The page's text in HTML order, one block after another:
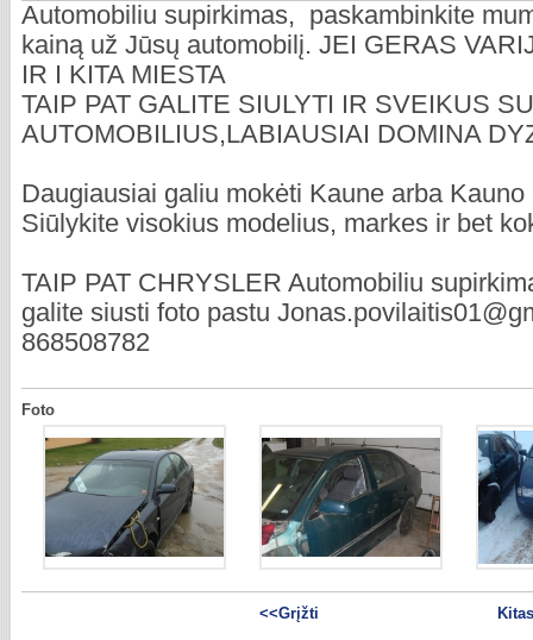
Automobiliu supirkimas, paskambinkite
kainą už Jūsų automobilį. JEI GERAS
IR I KITA MIESTA
TAIP PAT GALITE SIULYTI IR SVEIKUS
AUTOMOBILIUS,LABIAUSIAI DOMINA
Daugiausiai galiu mokėti Kaune arba
Siūlykite visokius modelius, markes ir bet
TAIP PAT CHRYSLER Automobiliu
galite siusti foto pastu
868508782
Foto
<<Grįžti